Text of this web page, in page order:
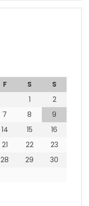
F S
S
1
2
7 8
9
14 15
16
21 22
23
28 29
30